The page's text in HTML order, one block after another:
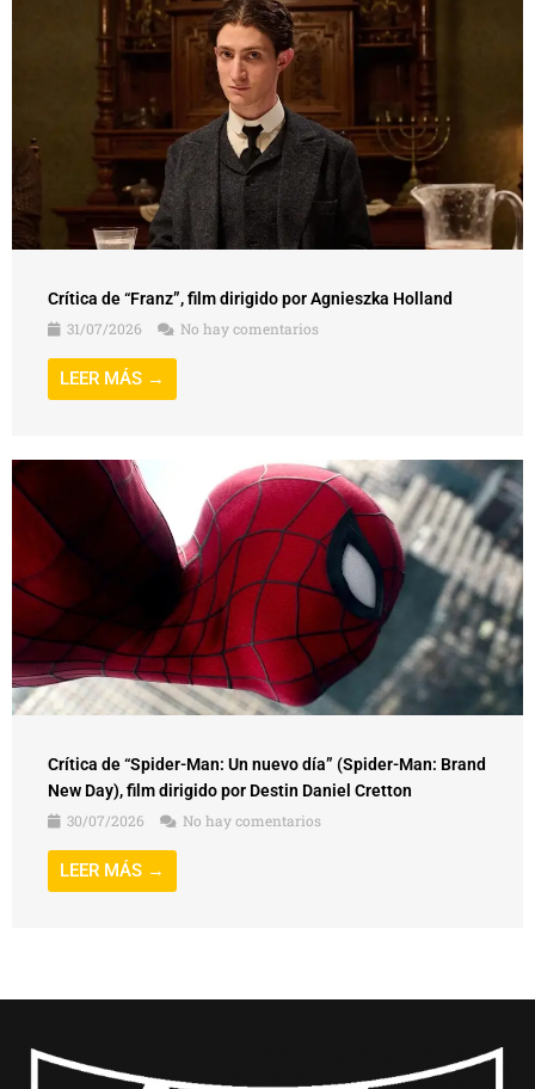
Crítica de “Franz”, film dirigido por Agnieszka Holland
31/07/2026
No hay comentarios
LEER MÁS →
Crítica de “Spider-Man: Un nuevo día” (Spider-Man: Brand
New Day), film dirigido por Destin Daniel Cretton
30/07/2026
No hay comentarios
LEER MÁS →